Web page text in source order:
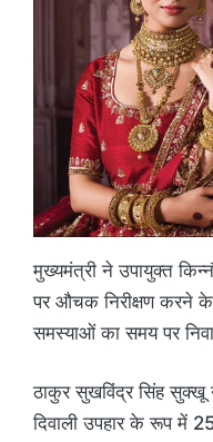
मुख्यमंत्री ने उपायुक्त
पर औचक निरीक्षण करने के
समस्याओं का समय पर
ठाकुर सुखविंद्र सिंह सुक्खू
दिवाली उपहार के रूप में